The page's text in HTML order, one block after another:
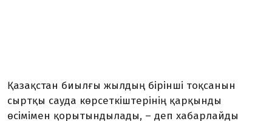
Қазақстан биылғы жылдың бірінші тоқсанын
сыртқы сауда көрсеткіштерінің қарқынды
өсімімен қорытындылады, – деп хабарлайды